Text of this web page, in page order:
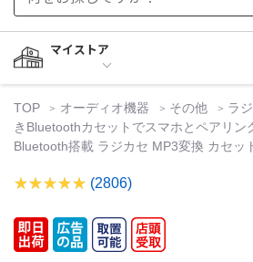
マイストア
TOP オーディオ機器 その他
ラ
きBluetoothカセットでスマホとペアリン
Bluetooth搭載 ラジカセ MP3変換 カセッ
(2806)